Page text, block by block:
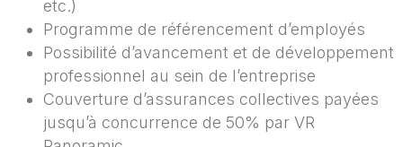
etc.)
Programme de référencement d’employés
Possibilité d’avancement et de développement
professionnel au sein de l’entreprise
Couverture d’assurances collectives payées
jusqu’à concurrence de 50% par VR